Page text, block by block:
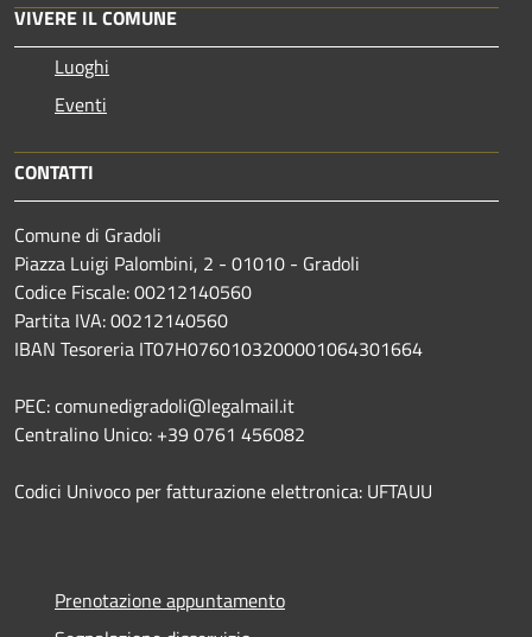
VIVERE IL COMUNE
Luoghi
Eventi
CONTATTI
Comune di Gradoli
Piazza Luigi Palombini, 2 - 01010 - Gradoli
Codice Fiscale: 00212140560
Partita IVA: 00212140560
IBAN Tesoreria IT07H0760103200001064301664
PEC: comunedigradoli@legalmail.it
Centralino Unico: +39 0761 456082
Codici Univoco per fatturazione elettronica: UFTAUU
Prenotazione appuntamento